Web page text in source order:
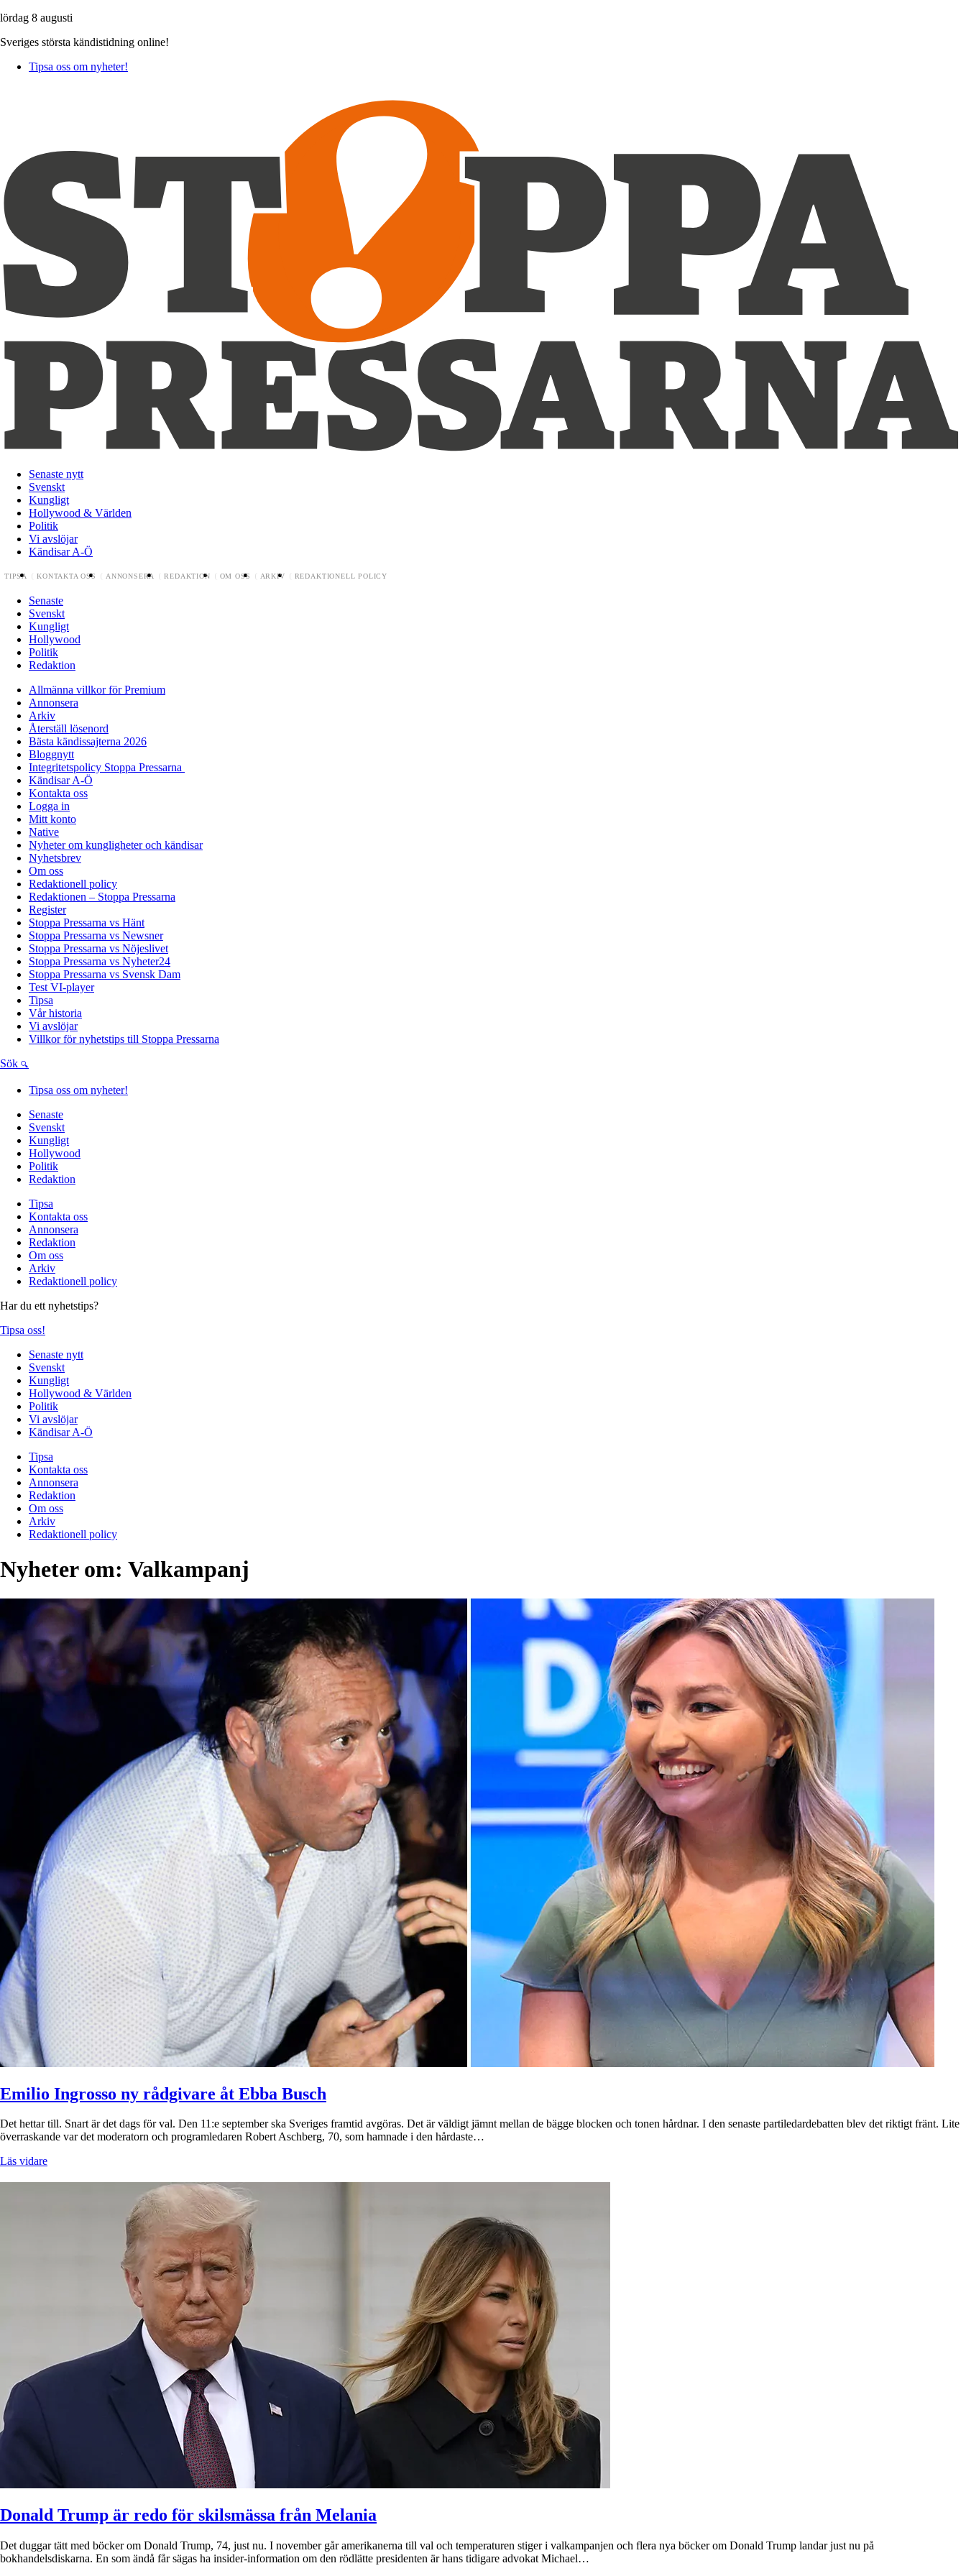
lördag 8 augusti
Sveriges största kändistidning online!
Tipsa oss om nyheter!
Senaste nytt
Svenskt
Kungligt
Hollywood & Världen
Politik
Vi avslöjar
Kändisar A-Ö
TIPSA KONTAKTA OSS ANNONSERA REDAKTION OM OSS ARKIV REDAKTIONELL POLICY
Senaste
Svenskt
Kungligt
Hollywood
Politik
Redaktion
Allmänna villkor för Premium
Annonsera
Arkiv
Återställ lösenord
Bästa kändissajterna 2026
Bloggnytt
Integritetspolicy Stoppa Pressarna
Kändisar A-Ö
Kontakta oss
Logga in
Mitt konto
Native
Nyheter om kungligheter och kändisar
Nyhetsbrev
Om oss
Redaktionell policy
Redaktionen – Stoppa Pressarna
Register
Stoppa Pressarna vs Hänt
Stoppa Pressarna vs Newsner
Stoppa Pressarna vs Nöjeslivet
Stoppa Pressarna vs Nyheter24
Stoppa Pressarna vs Svensk Dam
Test VI-player
Tipsa
Vår historia
Vi avslöjar
Villkor för nyhetstips till Stoppa Pressarna
Sök
Tipsa oss om nyheter!
Senaste
Svenskt
Kungligt
Hollywood
Politik
Redaktion
Tipsa
Kontakta oss
Annonsera
Redaktion
Om oss
Arkiv
Redaktionell policy
Har du ett nyhetstips?
Tipsa oss!
Senaste nytt
Svenskt
Kungligt
Hollywood & Världen
Politik
Vi avslöjar
Kändisar A-Ö
Tipsa
Kontakta oss
Annonsera
Redaktion
Om oss
Arkiv
Redaktionell policy
Nyheter om: Valkampanj
Emilio Ingrosso ny rådgivare åt Ebba Busch
Det hettar till. Snart är det dags för val. Den 11:e september ska Sveriges framtid avgöras. Det är väldigt jämnt mellan de bägge blocken och tonen hårdnar. I den senaste partiledardebatten blev det riktigt fränt. Lite
överraskande var det moderatorn och programledaren Robert Aschberg, 70, som hamnade i den hårdaste…
Läs vidare
Donald Trump är redo för skilsmässa från Melania
Det duggar tätt med böcker om Donald Trump, 74, just nu. I november går amerikanerna till val och temperaturen stiger i valkampanjen och flera nya böcker om Donald Trump landar just nu på
bokhandelsdiskarna. En som ändå får sägas ha insider-information om den rödlätte presidenten är hans tidigare advokat Michael…